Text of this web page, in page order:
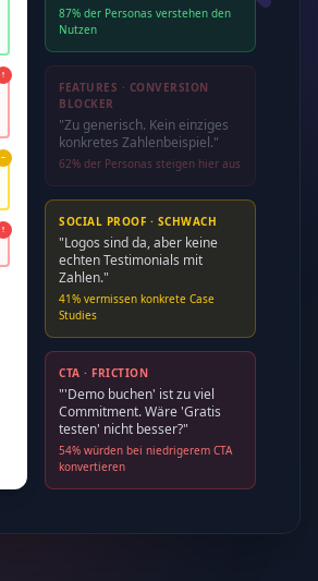
!
~
!
87% der Personas verstehen den
Nutzen
FEATURES · CONVERSION
BLOCKER
"Zu generisch. Kein einziges
konkretes Zahlenbeispiel."
62% der Personas steigen hier aus
SOCIAL PROOF · SCHWACH
"Logos sind da, aber keine
echten Testimonials mit
Zahlen."
41% vermissen konkrete Case
Studies
CTA · FRICTION
"'Demo buchen' ist zu viel
Commitment. Wäre 'Gratis
testen' nicht besser?"
54% würden bei niedrigerem CTA
konvertieren